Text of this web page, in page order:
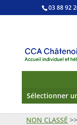
03 88 92
Sélectionner
NON CLASSÉ >>